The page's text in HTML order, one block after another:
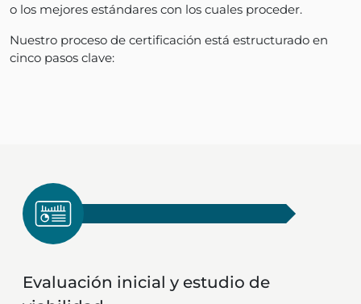
o los mejores estándares con los cuales proceder.
Nuestro proceso de certificación está estructurado en
cinco pasos clave:
Evaluación inicial y estudio de